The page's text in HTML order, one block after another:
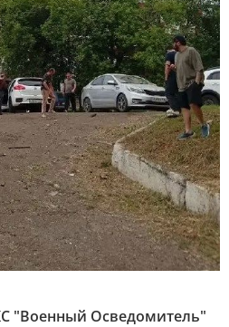
"Военный Осведомитель"